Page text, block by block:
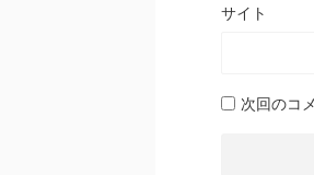
サイト
次回のコ